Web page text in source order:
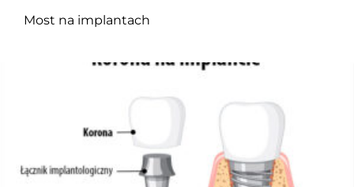
Most na implantach